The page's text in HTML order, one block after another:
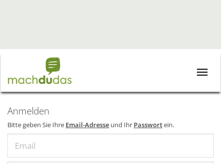
Toggle
Anmelden
Bitte geben Sie Ihre Email-Adresse und Ihr Passwortein.